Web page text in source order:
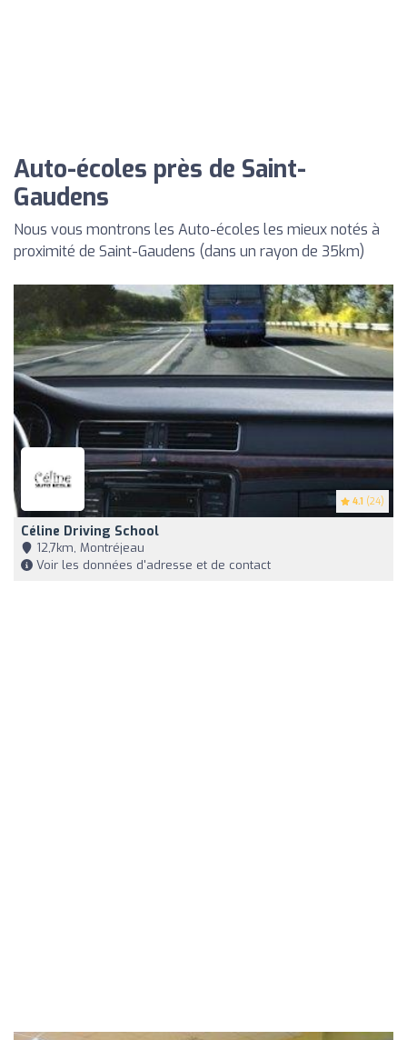
Auto-écoles près de Saint-
Gaudens
Nous vous montrons les Auto-écoles les mieux notés à
proximité de Saint-Gaudens (dans un rayon de 35km)
4.1 (24)
Céline Driving School
12,7km, Montréjeau
Voir les données d'adresse et de contact